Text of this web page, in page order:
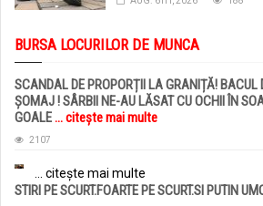
BURSA LOCURILOR DE MUNCA
SCANDAL DE PROPORȚII LA GRANIȚĂ! BACUL
ȘOMAJ ! SÂRBII NE-AU LĂSAT CU OCHII ÎN
GOALE... citește mai multe
2107
... citește mai multe
STIRI PE SCURT.FOARTE PE SCURT.SI PUTIN